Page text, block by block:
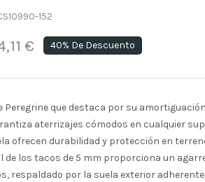
152
€ 40% De Descuento
Peregrine que destaca por su
aterrizajes cómodos en cualquier
ofrecen durabilidad y protección en
de los tacos de 5 mm proporciona un
respaldado por la suela exterior adherente